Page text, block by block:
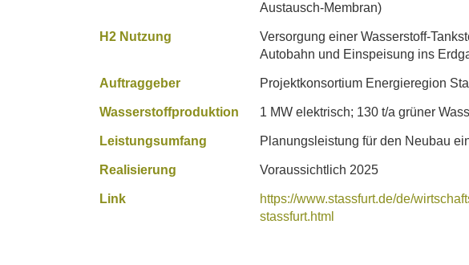
Austausch-Membran)
H2 Nutzung
Versorgung einer Wasserstoff-
Autobahn und Einspeisung ins
Auftraggeber Projektkonsortium Energieregion
Wasserstoffproduktion 1 MW elektrisch; 130 t/a grüner
Leistungsumfang Planungsleistung für den Neubau
Realisierung Voraussichtlich 2025
Link
https://www.stassfurt.de/de/
stassfurt.html